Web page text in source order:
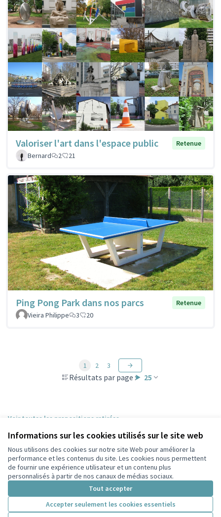
Informations sur les cookies utilisés sur le site web
Nous utilisons des cookies sur notre site Web pour améliorer la
performance et les contenus du site. Les cookies nous permettent
de fournir une expérience utilisateur et un contenu plus
personnalisés à partir de nos canaux de médias sociaux.
Tout accepter
Accepter seulement les cookies essentiels
Valoriser l'art dans l'espace public
Retenue
Bernard
2 21
Ping Pong Park dans nos parcs
Retenue
Vieira Philippe
3 20
Résultats par page : 25
1 2 3
Voir toutes les propositions retirées
Conditions d'utilisation
Paramètres des cookies
Participez Villeurbanne sur X
(Lien externe)
Participez Villeurbanne sur Facebook
Participez Villeurbanne sur Instagram
Participez Villeurbanne sur YouTube
(Lien externe)
Licence
(Lien